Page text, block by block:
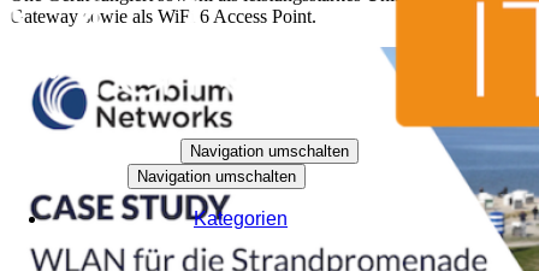
Navigation umschalten
Navigation umschalten
Kategorien
Gateway sowie als WiFi 6 Access Point.